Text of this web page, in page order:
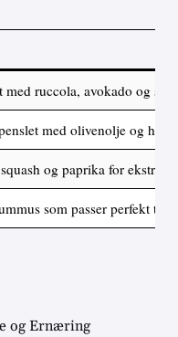
med ruccola, avokado og
med olivenolje og
og paprika for ekstra
som passer perfekt til
og Ernæring